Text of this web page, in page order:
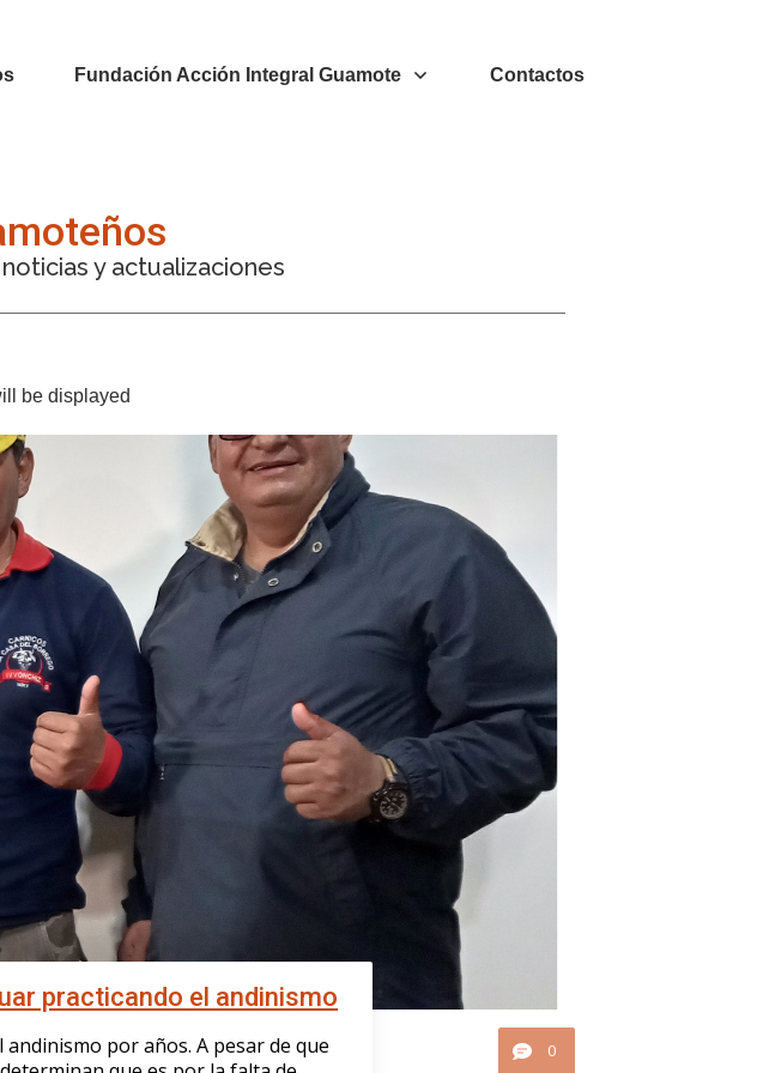
Fundación Acción Integral Guamote Contactos
y actualizaciones
be displayed
practicando el andinismo
por años. A pesar de que
0